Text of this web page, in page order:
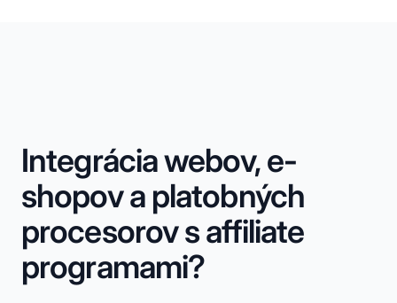
Integrácia webov, e-
shopov a platobných
procesorov s affiliate
programami?